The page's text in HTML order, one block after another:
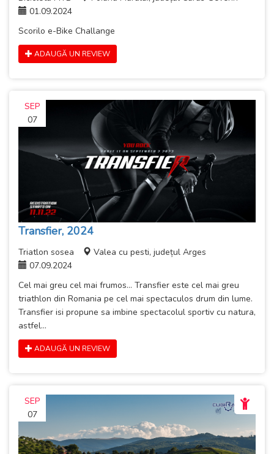
01.09.2024
Scorilo e-Bike Challange
ADAUGĂ UN REVIEW
SEP
07
Transfier, 2024
Triatlon sosea
Valea cu pesti, județul Arges
07.09.2024
Cel mai greu cel mai frumos… Transfier este cel mai greu
triathlon din Romania pe cel mai spectaculos drum din lume.
Transfier isi propune sa imbine spectacolul sportiv cu natura,
astfel...
ADAUGĂ UN REVIEW
SEP
07